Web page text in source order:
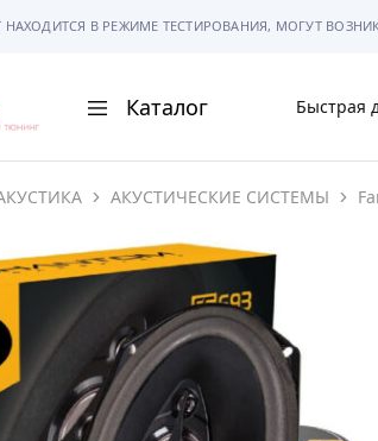
В РЕЖИМЕ ТЕСТИРОВАНИЯ, МОГУТ
Каталог
АВТОМАГНИТОЛЫ
АВТОСВЕТ
РАМКИ И РАЗЪЕМЫ
ГАДЖЕТЫ
Быстрая
АКУСТИЧЕСКИЕ СИСТЕМЫ